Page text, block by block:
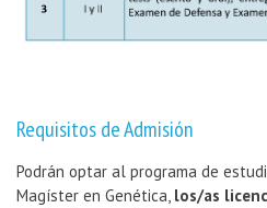
Requisitos de Admisión
Podrán optar al programa de
Magíster en Genética, los/as